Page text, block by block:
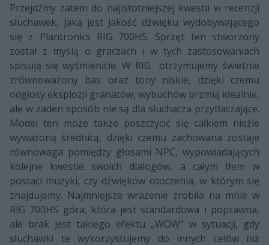
Przejdźmy zatem do najistotniejszej kwestii w recenzji
słuchawek, jaką jest jakość dźwięku wydobywającego
się z Plantronics RIG 700HS. Sprzęt ten stworzony
został z myślą o graczach i w tych zastosowaniach
spisują się wyśmienicie. W RIG otrzymujemy świetnie
zrównoważony bas oraz tony niskie, dzięki czemu
odgłosy eksplozji granatów, wybuchów brzmią idealnie,
ale w żaden sposób nie są dla słuchacza przytłaczające.
Model ten może także poszczycić się całkiem nieźle
wyważoną średnicą, dzięki czemu zachowana zostaje
równowaga pomiędzy głosami NPC, wypowiadających
kolejne kwestie swoich dialogów, a całym tłem w
postaci muzyki, czy dźwięków otoczenia, w którym się
znajdujemy. Najmniejsze wrażenie zrobiła na mnie w
RIG 700HS góra, która jest standardowa i poprawna,
ale brak jest takiego efektu „WOW” w sytuacji, gdy
słuchawki te wykorzystujemy do innych celów niż